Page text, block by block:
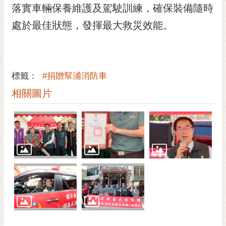
權
及
策
網
站
資
料
開
放
宣
告
市
府
落實車輛保養維護及駕駛訓練，確保裝備隨時
處於最佳狀態，發揮最大救災效能。
標籤： #捐贈幫浦消防車
相關圖片